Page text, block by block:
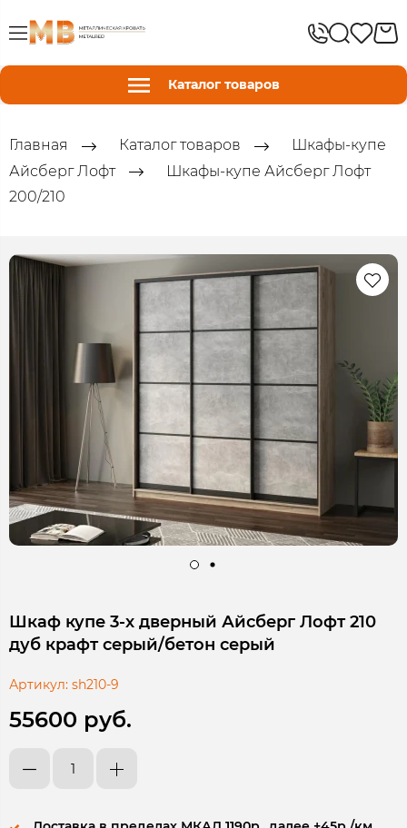
Каталог товаров
Главная Каталог товаров
Шкафы-купе
Айсберг Лофт
Шкафы-купе Айсберг Лофт
200/210
Шкаф купе 3-х дверный Айсберг Лофт 210
дуб крафт серый/бетон серый
Артикул: sh210-9
55600 руб.